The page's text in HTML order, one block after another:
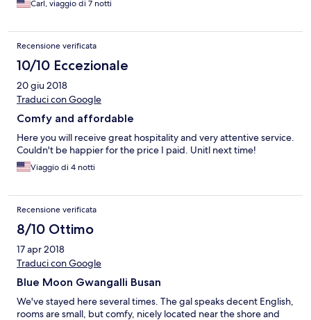
Carl, viaggio di 7 notti
Recensione verificata
10/10 Eccezionale
20 giu 2018
Traduci con Google
Comfy and affordable
Here you will receive great hospitality and very attentive service.
Couldn't be happier for the price I paid. Unitl next time!
Viaggio di 4 notti
Recensione verificata
8/10 Ottimo
17 apr 2018
Traduci con Google
Blue Moon Gwangalli Busan
We've stayed here several times. The gal speaks decent English,
rooms are small, but comfy, nicely located near the shore and